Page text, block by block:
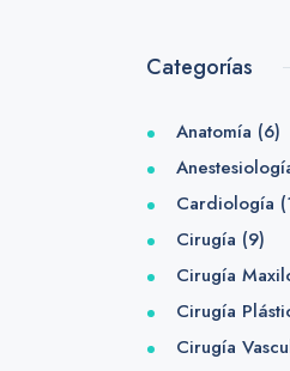
Categorías
Anatomía (6)
Cardiología
Cirugía (9)
Cirugía
Cirugía
Cirugía